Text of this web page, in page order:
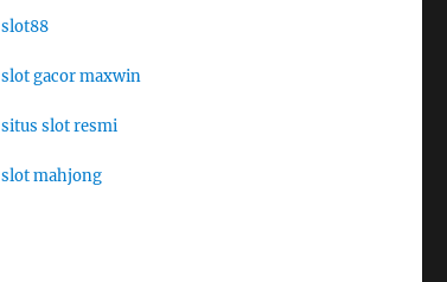
slot88
slot gacor maxwin
situs slot resmi
slot mahjong